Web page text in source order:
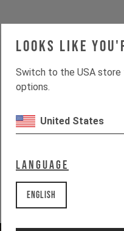
Looks like
Switch to the USA store
options.
United States
Language
English